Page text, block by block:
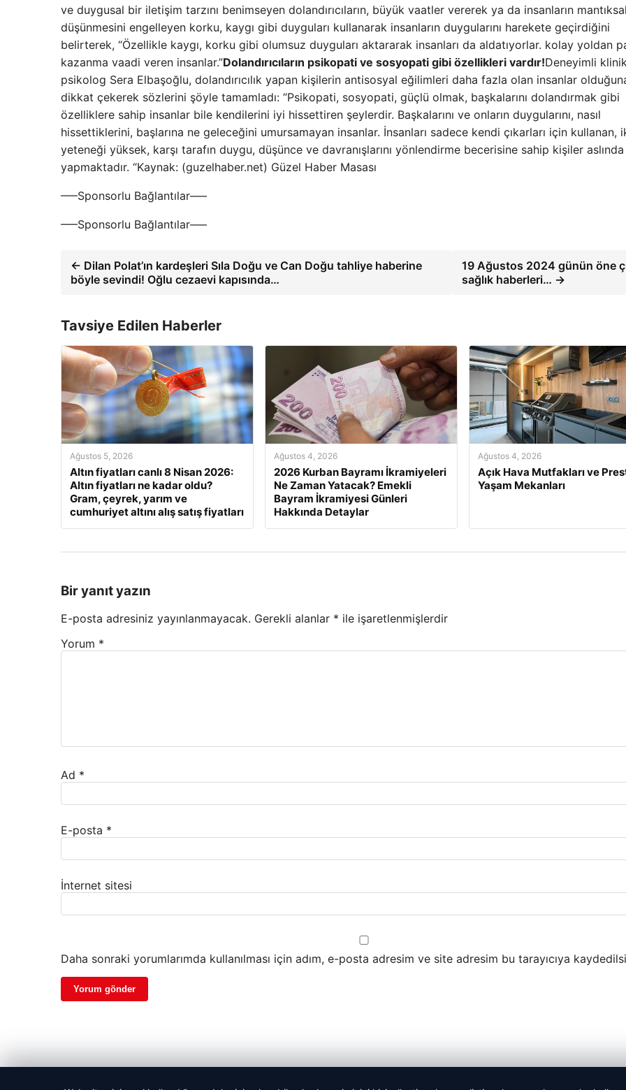
ve duygusal bir iletişim tarzını benimseyen dolandırıcıların, büyük vaatler vererek ya da insanların mantıksal
düşünmesini engelleyen korku, kaygı gibi duyguları kullanarak insanların duygularını harekete geçirdiğini
belirterek, “Özellikle kaygı, korku gibi olumsuz duyguları aktararak insanları da aldatıyorlar. kolay yoldan
kazanma vaadi veren insanlar.”Dolandırıcıların psikopati ve sosyopati gibi özellikleri vardır!Deneyimli
psikolog Sera Elbaşoğlu, dolandırıcılık yapan kişilerin antisosyal eğilimleri daha fazla olan insanlar
dikkat çekerek sözlerini şöyle tamamladı: “Psikopati, sosyopati, güçlü olmak, başkalarını dolandırmak gibi
özelliklere sahip insanlar bile kendilerini iyi hissettiren şeylerdir. Başkalarını ve onların duygularını, nasıl
hissettiklerini, başlarına ne geleceğini umursamayan insanlar. İnsanları sadece kendi çıkarları için kullanan,
yeteneği yüksek, karşı tarafın duygu, düşünce ve davranışlarını yönlendirme becerisine sahip kişiler
yapmaktadır. “Kaynak: (guzelhaber.net) Güzel Haber Masası
—–Sponsorlu Bağlantılar—–
—–Sponsorlu Bağlantılar—–
← Dilan Polat’ın kardeşleri Sıla Doğu ve Can Doğu tahliye haberine
böyle sevindi! Oğlu cezaevi kapısında…
19 Ağustos 2024 günün öne
sağlık haberleri… →
Tavsiye Edilen Haberler
Ağustos 5, 2026
Altın fiyatları canlı 8 Nisan 2026:
Altın fiyatları ne kadar oldu?
Gram, çeyrek, yarım ve
cumhuriyet altını alış satış fiyatları
Ağustos 4, 2026
2026 Kurban Bayramı İkramiyeleri
Ne Zaman Yatacak? Emekli
Bayram İkramiyesi Günleri
Hakkında Detaylar
Ağustos 4, 2026
Açık Hava Mutfakları ve
Yaşam Mekanları
Bir yanıt yazın
E-posta adresiniz yayınlanmayacak. Gerekli alanlar * ile işaretlenmişlerdir
Yorum *
Ad *
E-posta *
İnternet sitesi
Daha sonraki yorumlarımda kullanılması için adım, e-posta adresim ve site adresim bu tarayıcıya